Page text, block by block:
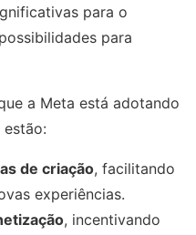
para o
para
a Meta está adotando
de criação, facilitando
experiências.
, incentivando